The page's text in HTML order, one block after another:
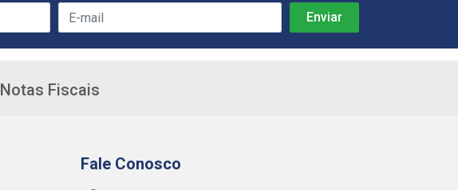
Notas Fiscais
Fale Conosco